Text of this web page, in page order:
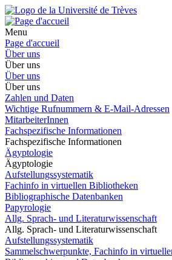
Menu
Page d'accueil
Über uns
Über uns
Über uns
Über uns
Zahlen und Daten
Wichtige Rufnummern & E-Mail-Adressen
MitarbeiterInnen
Fachspezifische Informationen
Fachspezifische Informationen
Ägyptologie
Ägyptologie
Aufstellungssystematik
Fachinfo in virtuellen Bibliotheken
Bibliographische Datenbanken
Papyrologie
Allg. Sprach- und Literaturwissenschaft
Allg. Sprach- und Literaturwissenschaft
Aufstellungssystematik
Sammelschwerpunkte, Fachinfo in